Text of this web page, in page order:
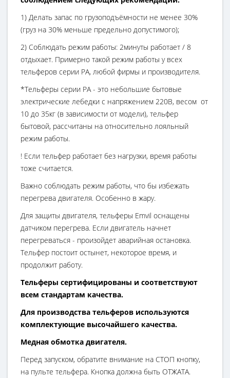
1) Делать запас по грузоподъёмности не менее 30%
(груз на 30% меньше предельно допустимого);
2) Соблюдать режим работы: 2минуты работает / 8
отдыхает. Примерно такой режим работы у всех
тельферов серии РА, любой фирмы и производителя.
*Тельферы серии РА - это небольшие бытовые
электрические лебедки с напряжением 220В, весом от
10 до 35кг (в зависимости от модели), тельфер
бытовой, рассчитаны на относительно лояльный
режим работы.
! Если тельфер работает без нагрузки, время работы
тоже считается.
Важно соблюдать режим работы, что бы избежать
перегрева двигателя. Особенно в жару.
Для защиты двигателя, тельферы Emvil оснащены
датчиком перегрева. Если двигатель начнет
перегреваться - произойдет аварийная остановка.
Тельфер постоит остынет, некоторое время, и
продолжит работу.
Тельферы сертифицированы и соответствуют
всем стандартам качества.
Для производства тельферов используются
комплектующие высочайшего качества.
Медная обмотка двигателя.
Перед запуском, обратите внимание на СТОП кнопку,
на пульте тельфера. Кнопка должна быть ОТЖАТА.